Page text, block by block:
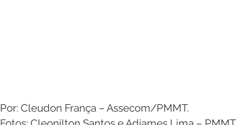
Por: Cleudon França – Assecom/PMMT.